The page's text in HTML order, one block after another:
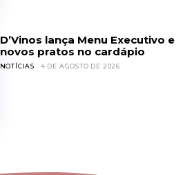
D’Vinos lança Menu Executivo e
novos pratos no cardápio
NOTÍCIAS 4 DE AGOSTO DE 2026